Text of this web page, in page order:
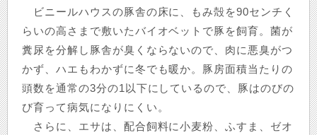
ビニールハウスの豚舎の床に、もみ殻を90センチく
らいの高さまで敷いたバイオベットで豚を飼育。菌が
糞尿を分解し豚舎が臭くならないので、肉に悪臭がつ
かず、ハエもわかずに冬でも暖か。豚房面積当たりの
頭数を通常の3分の1以下にしているので、豚はのびの
び育って病気になりにくい。
さらに、エサは、配合飼料に小麦粉、ふすま、ゼオ